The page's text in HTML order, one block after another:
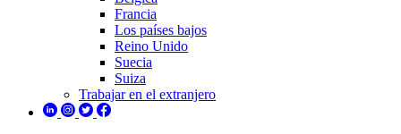
Francia
Los países bajos
Reino Unido
Suecia
Suiza
Trabajar en el extranjero